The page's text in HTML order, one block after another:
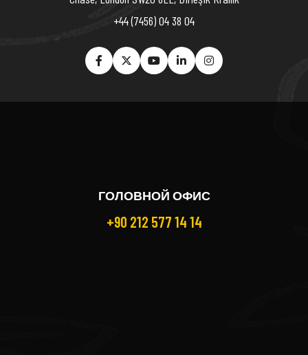
+44 (7456) 04 38 04
ГОЛОВНОЙ ОФИС
+90 212 577 14 14